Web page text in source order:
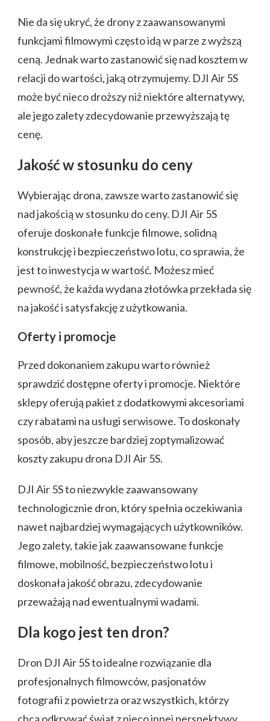
Nie da się ukryć, że drony z zaawansowanymi
funkcjami filmowymi często idą w parze z wyższą
ceną. Jednak warto zastanowić się nad kosztem w
relacji do wartości, jaką otrzymujemy. DJI Air 5S
może być nieco droższy niż niektóre alternatywy,
ale jego zalety zdecydowanie przewyższają tę
cenę.
Jakość w stosunku do ceny
Wybierając drona, zawsze warto zastanowić się
nad jakością w stosunku do ceny. DJI Air 5S
oferuje doskonałe funkcje filmowe, solidną
konstrukcję i bezpieczeństwo lotu, co sprawia, że
jest to inwestycja w wartość. Możesz mieć
pewność, że każda wydana złotówka przekłada się
na jakość i satysfakcję z użytkowania.
Oferty i promocje
Przed dokonaniem zakupu warto również
sprawdzić dostępne oferty i promocje. Niektóre
sklepy oferują pakiet z dodatkowymi akcesoriami
czy rabatami na usługi serwisowe. To doskonały
sposób, aby jeszcze bardziej zoptymalizować
koszty zakupu drona DJI Air 5S.
DJI Air 5S to niezwykle zaawansowany
technologicznie dron, który spełnia oczekiwania
nawet najbardziej wymagających użytkowników.
Jego zalety, takie jak zaawansowane funkcje
filmowe, mobilność, bezpieczeństwo lotu i
doskonała jakość obrazu, zdecydowanie
przeważają nad ewentualnymi wadami.
Dla kogo jest ten dron?
Dron DJI Air 5S to idealne rozwiązanie dla
profesjonalnych filmowców, pasjonatów
fotografii z powietrza oraz wszystkich, którzy